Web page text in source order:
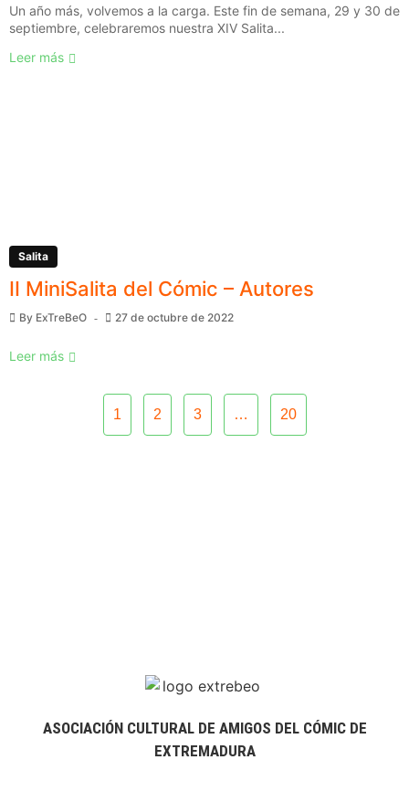
Un año más, volvemos a la carga. Este fin de semana, 29 y 30 de
septiembre, celebraremos nuestra XIV Salita...
Leer más
Salita
II MiniSalita del Cómic – Autores
By ExTreBeO 27 de octubre de 2022
Leer más
1 2 3 … 20
ASOCIACIÓN CULTURAL DE AMIGOS DEL CÓMIC DE
EXTREMADURA